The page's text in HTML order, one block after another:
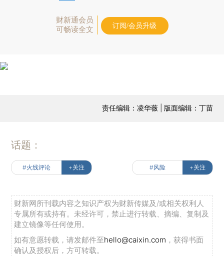
财新通会员
可畅读全文
订阅/会员升级
责任编辑：凌华薇 | 版面编辑：丁苗
话题：
#火线评论 +关注 #风险 +关注
财新网所刊载内容之知识产权为财新传媒及/或相关权利人
专属所有或持有。未经许可，禁止进行转载、摘编、复制及
建立镜像等任何使用。
如有意愿转载，请发邮件至hello@caixin.com ，获得书面
确认及授权后，方可转载。